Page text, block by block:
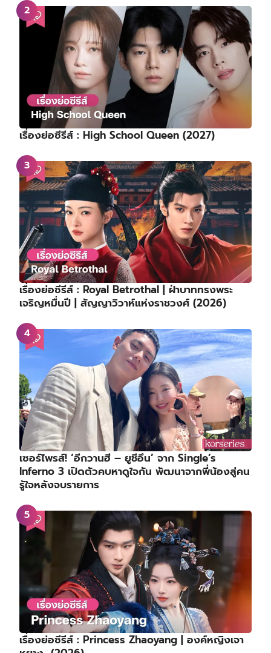
เรื่องย่อซีรีส์ : High School Queen (2027)
เรื่องย่อซีรีส์ : Royal Betrothal | ฝ่าบาททรงพระ
เจริญหมื่นปี | สัญญาวิวาห์แห่งราชวงศ์ (2026)
เซอร์ไพรส์! ‘อีกวานฮี – ยูชีอึน’ จาก Single’s
Inferno 3 เปิดตัวคบหาดูใจกัน พัฒนาจากพี่น้องสู่คน
รู้ใจหลังจบรายการ
เรื่องย่อซีรีส์ : Princess Zhaoyang | องค์หญิงเจา